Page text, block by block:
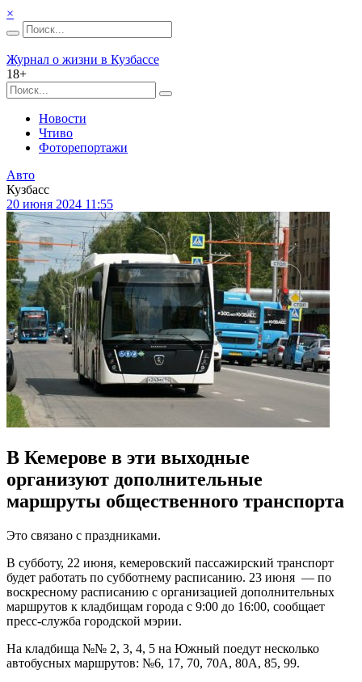
×
Журнал о жизни в Кузбассе
18+
Новости
Чтиво
Фоторепортажи
Авто
Кузбасс
20 июня 2024 11:55
В Кемерове в эти выходные
организуют дополнительные
маршруты общественного транспорта
Это связано с праздниками.
В субботу, 22 июня, кемеровский пассажирский транспорт
будет работать по субботнему расписанию. 23 июня — по
воскресному расписанию с организацией дополнительных
маршрутов к кладбищам города с 9:00 до 16:00, сообщает
пресс-служба городской мэрии.
На кладбища №№ 2, 3, 4, 5 на Южный поедут несколько
автобусных маршрутов: №6, 17, 70, 70А, 80А, 85, 99.